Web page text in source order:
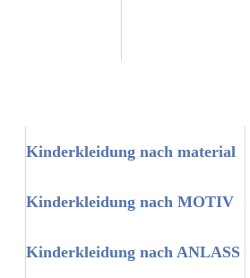
Kinderkleidung nach material
Kinderkleidung nach MOTIV
Kinderkleidung nach ANLASS